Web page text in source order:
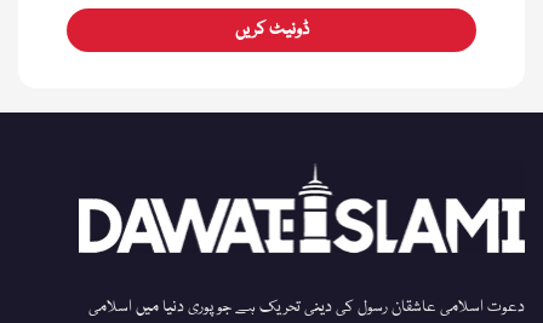
ڈونیٹ کریں
دعوت اسلامی عاشقان رسول کی دینی تحریک ہے جو پوری دنیا میں اسلامی